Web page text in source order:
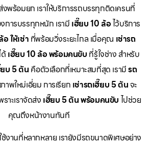
พร้อมยก เราให้บริการรถบรรทุกติดเครนที่
ารบรรทุกหนัก เรามี เฮี๊ยบ 10 ล้อไว้บริการ
ให้เช่า ที่พร้อมวิ่งระยะไกล เมื่อคุณ เช่ารถ
เฮี๊ยบ 10 ล้อ พร้อมคนขับ ที่รู้ใจช่าง สำหรับ
บ 5 ตัน คือตัวเลือกที่เหมาะสมที่สุด เรามีรถ
าพใหม่เอี่ยม การเรียก เช่ารถเฮี๊ยบ 5 ตันจะ
าะเราจัดส่ง เฮี๊ยบ 5 ตัน พร้อมคนขับ ไปช่วย
คุณถึงหน้างานทันที
งานที่หลากหลาย เรายังมีรถขนาดพิเศษอย่าง